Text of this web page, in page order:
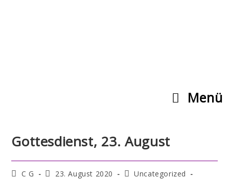
Menü
Gottesdienst, 23. August
C G 23. August 2020
Uncategorized